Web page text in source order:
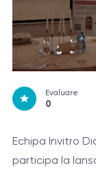
Evaluare
0
Echipa Invitro
participa la